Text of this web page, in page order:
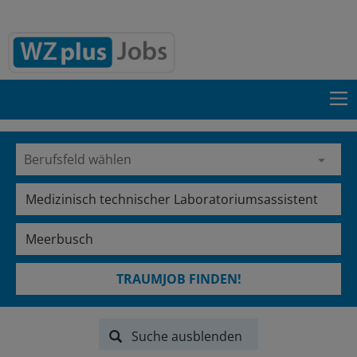
TRAUMJOB FINDEN!
Suche ausblenden